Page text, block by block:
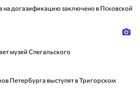
на догазификацию заключено в Псковской
музей Спегальского
Петербурга выступят в Тригорском